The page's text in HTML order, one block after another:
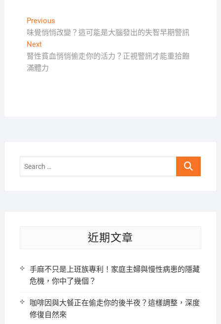
文
章
導
覽
PreviousPrevious
post:
味覺悄悄改變？這可能是大腦發出的失智早期警訊
NextNext
post:
腎性貧血悄悄偷走你的活力？正視警訊才能重拾飽
滿體力
Search
近期文章
手麻不只是上班族專利！家庭主婦與慢性病患的隱藏
危機，你中了幾個？
咖啡因與大餐正在偷走你的後半夜？這樣調整，深度
修復自然來